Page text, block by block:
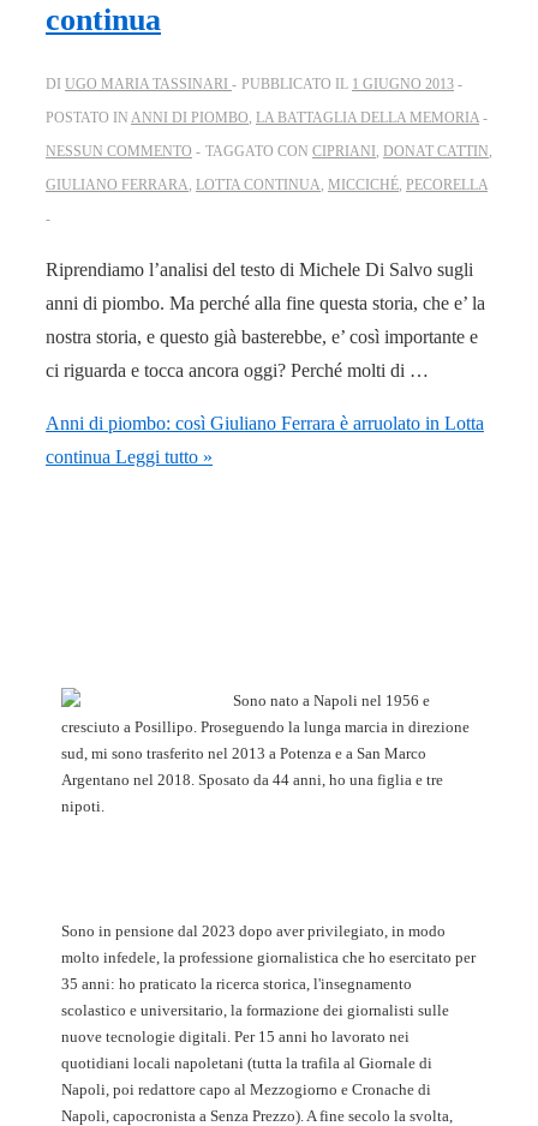
continua
DI UGO MARIA TASSINARI PUBBLICATO IL 1 GIUGNO 2013
POSTATO IN ANNI DI PIOMBO LA BATTAGLIA DELLA MEMORIA
NESSUN COMMENTO
TAGGATO CON CIPRIANI DONAT CATTIN
GIULIANO FERRARA LOTTA CONTINUA MICCICHÉ PECORELLA
Riprendiamo l’analisi del testo di Michele Di Salvo sugli
anni di piombo. Ma perché alla fine questa storia, che e’ la
nostra storia, e questo già basterebbe, e’ così importante e
ci riguarda e tocca ancora oggi? Perché molti di …
Anni di piombo: così Giuliano Ferrara è arruolato in Lotta
continua Leggi tutto »
Sono nato a Napoli nel 1956 e
cresciuto a Posillipo. Proseguendo la lunga marcia in direzione
sud, mi sono trasferito nel 2013 a Potenza e a San Marco
Argentano nel 2018. Sposato da 44 anni, ho una figlia e tre
nipoti.
Sono in pensione dal 2023 dopo aver privilegiato, in modo
molto infedele, la professione giornalistica che ho esercitato per
35 anni: ho praticato la ricerca storica, l'insegnamento
scolastico e universitario, la formazione dei giornalisti sulle
nuove tecnologie digitali. Per 15 anni ho lavorato nei
quotidiani locali napoletani (tutta la trafila al Giornale di
Napoli, poi redattore capo al Mezzogiorno e Cronache di
Napoli, capocronista a Senza Prezzo). A fine secolo la svolta,